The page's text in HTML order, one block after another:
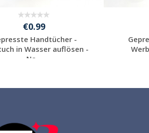
€0.99
Handtücher -
in Wasser auflösen -
Na...
anfragen